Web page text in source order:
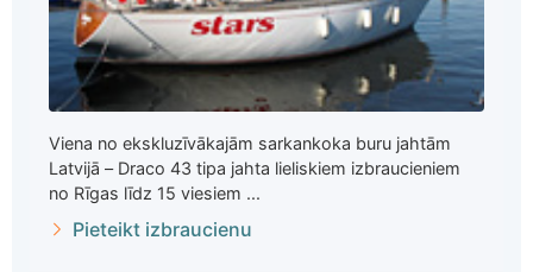
Viena no ekskluzīvākajām sarkankoka buru jahtām
Latvijā – Draco 43 tipa jahta lieliskiem izbraucieniem
no Rīgas līdz 15 viesiem ...
Pieteikt izbraucienu